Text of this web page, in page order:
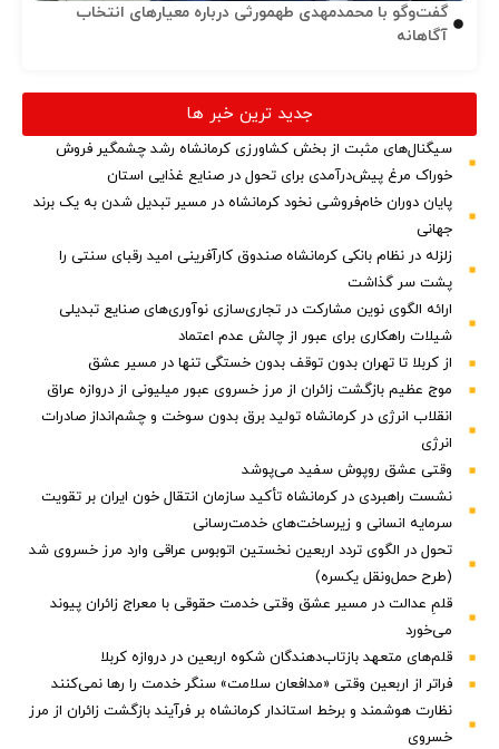
گفت‌وگو با محمدمهدی طهمورثی درباره معیارهای انتخاب
آگاهانه
جدید ترین خبر ها
سیگنال‌های مثبت از بخش کشاورزی کرمانشاه رشد چشمگیر فروش
خوراک مرغ پیش‌درآمدی برای تحول در صنایع غذایی استان
پایان دوران خام‌فروشی نخود کرمانشاه در مسیر تبدیل شدن به یک برند
جهانی
زلزله در نظام بانکی کرمانشاه صندوق کارآفرینی امید رقبای سنتی را
پشت سر گذاشت
ارائه الگوی نوین مشارکت در تجاری‌سازی نوآوری‌های صنایع تبدیلی
شیلات راهکاری برای عبور از چالش عدم اعتماد
از کربلا تا تهران بدون توقف بدون خستگی تنها در مسیر عشق
موج عظیم بازگشت زائران از مرز خسروی عبور میلیونی از دروازه عراق
انقلاب انرژی در کرمانشاه تولید برق بدون سوخت و چشم‌انداز صادرات
انرژی
وقتی عشق روپوش سفید می‌پوشد
نشست راهبردی در کرمانشاه تأکید سازمان انتقال خون ایران بر تقویت
سرمایه انسانی و زیرساخت‌های خدمت‌رسانی
تحول در الگوی تردد اربعین نخستین اتوبوس عراقی وارد مرز خسروی شد
(طرح حمل‌ونقل یکسره)
قلمِ عدالت در مسیر عشق وقتی خدمت حقوقی با معراج زائران پیوند
می‌خورد
قلم‌های متعهد بازتاب‌دهندگان شکوه اربعین در دروازه کربلا
فراتر از اربعین وقتی «مدافعان سلامت» سنگر خدمت را رها نمی‌کنند
نظارت هوشمند و برخط استاندار کرمانشاه بر فرآیند بازگشت زائران از مرز
خسروی